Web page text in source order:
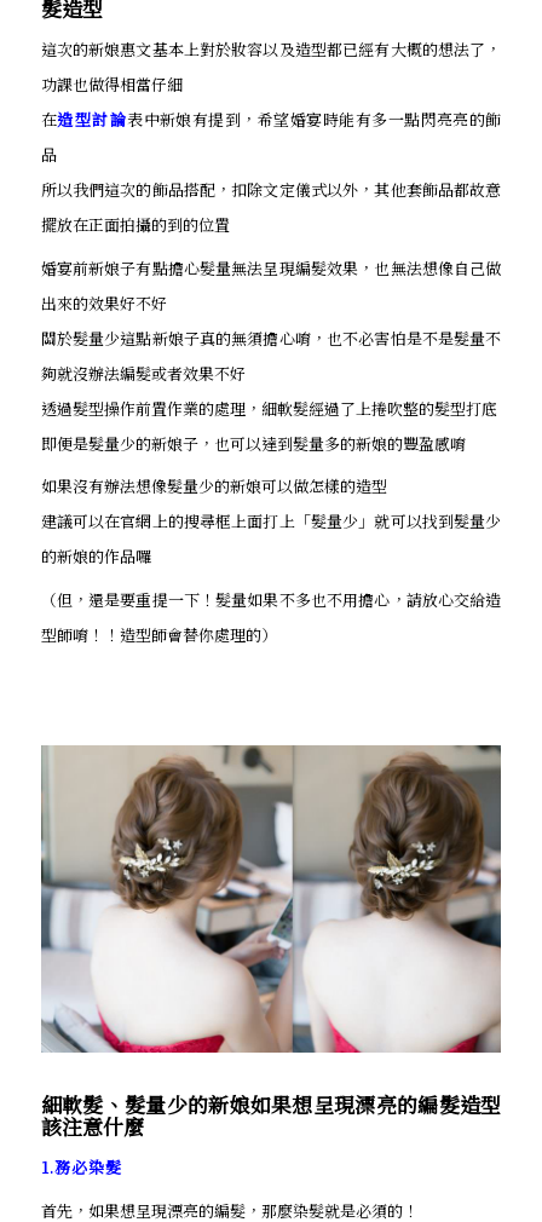
髮造型
這次的新娘惠文基本上對於妝容以及造型都已經有大概的想法了，
功課也做得相當仔細
在造型討論表中新娘有提到，希望婚宴時能有多一點閃亮亮的飾
品
所以我們這次的飾品搭配，扣除文定儀式以外，其他套飾品都故意
擺放在正面拍攝的到的位置
婚宴前新娘子有點擔心髮量無法呈現編髮效果，也無法想像自己做
出來的效果好不好
關於髮量少這點新娘子真的無須擔心唷，也不必害怕是不是髮量不
夠就沒辦法編髮或者效果不好
透過髮型操作前置作業的處理，細軟髮經過了上捲吹整的髮型打底
即便是髮量少的新娘子，也可以達到髮量多的新娘的豐盈感唷
如果沒有辦法想像髮量少的新娘可以做怎樣的造型
建議可以在官網上的搜尋框上面打上「髮量少」就可以找到髮量少
的新娘的作品囉
（但，還是要重提一下！髮量如果不多也不用擔心，請放心交給造
型師唷！！造型師會替你處理的）
細軟髮、髮量少的新娘如果想呈現漂亮的編髮造型
該注意什麼
1.務必染髮
首先，如果想呈現漂亮的編髮，那麼染髮就是必須的！